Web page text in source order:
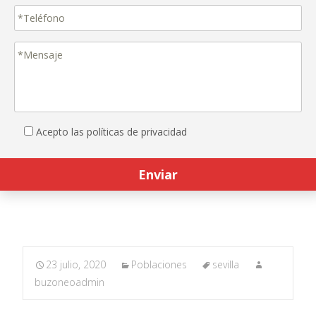
Acepto las políticas de privacidad
23 julio, 2020 Poblaciones
sevilla
buzoneoadmin